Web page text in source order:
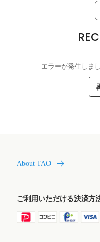
エラーが発生しま
About TAO
ご利用いただける決済方